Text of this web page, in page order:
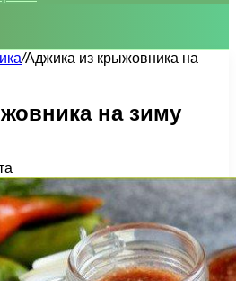
/Аджика из крыжовника на
на зиму